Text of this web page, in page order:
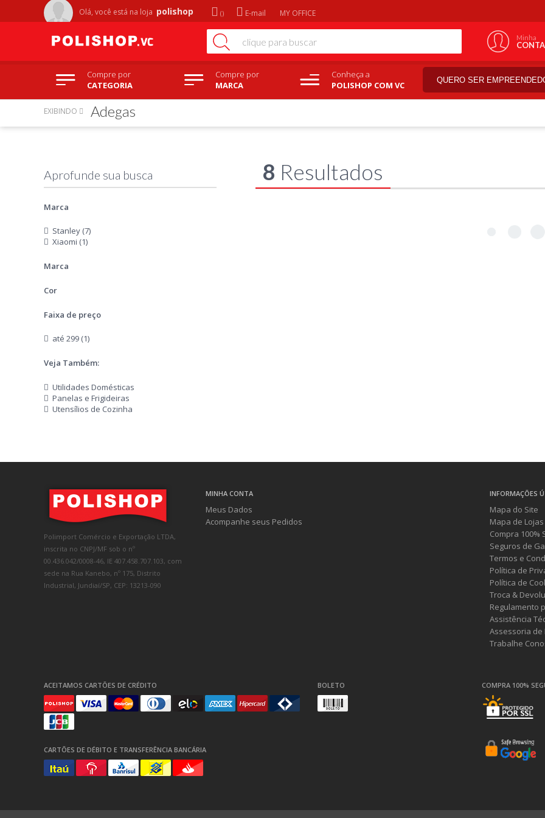
Olá, você está na loja polishop E-mail MY OFFICE
Minha
CONTA
Compre por
CATEGORIA
Compre por
MARCA
Conheça a
POLISHOP COM VC
QUERO SER
Marca
Stanley (7)
Xiaomi (1)
Marca
Cor
Faixa de preço
até 299 (1)
Veja Também:
Utilidades Domésticas
Panelas e Frigideiras
Utensílios de Cozinha
EXIBINDO Adegas
8 Resultados
Polimport Comércio e Exportação LTDA,
inscrita no CNPJ/MF sob o nº
00.436.042/0008-46, IE 407.458.707.103, com
sede na Rua Kanebo, nº 175, Distrito
Industrial, Jundiaí/SP, CEP: 13213-090
MINHA CONTA
Meus Dados
Acompanhe seus Pedidos
INFORMAÇÕES
Mapa do Site
Mapa de Lojas
Compra 100%
Seguros de
Termos e
Política de
Política de
Troca &
Regulamento
Assistência
Assessoria de
Trabalhe
ACEITAMOS CARTÕES DE CRÉDITO
CARTÕES DE DÉBITO E TRANSFERÊNCIA BANCÁRIA
BOLETO COMPRA 100%